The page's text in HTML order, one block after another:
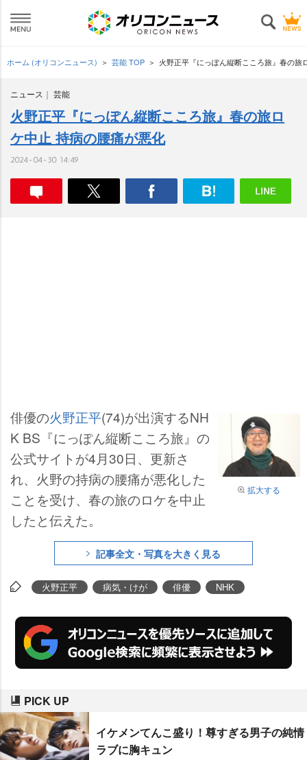
ホーム (オリコンニュース) 芸能 TOP 火野正平『にっぽん縦断こころ旅』春の旅
ニュース 芸能
火野正平『にっぽん縦断こころ旅』春の旅ロ
ケ中止 持病の腰痛が悪化
2024-04-30 14:49
拡大する
俳優の火野正平(74)が出演するNH
K BS『にっぽん縦断こころ旅』の
公式サイトが4月30日、更新さ
れ、火野の持病の腰痛が悪化した
ことを受け、春の旅のロケを中止
したと伝えた。
記事全文・写真を大きく見る
火野正平 病気・けが 俳優 NHK
PICK UP
イケメンてんこ盛り！尊すぎる男子の純情
ラブに胸キュン